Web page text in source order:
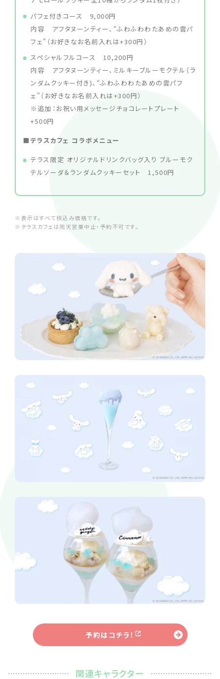
パフェ付きコース 9,000円
内容 アフタヌーンティー、“ふわふわわたあめの雲パ
フェ”（お好きなお名前入れは+300円）
スペシャルフルコース 10,200円
内容 アフタヌーンティー、ミルキーブルーモクテル（ラ
ンダムクッキー付き)、“ふわふわわたあめの雲パフ
ェ”（お好きなお名前入れは+300円）
※追加：お祝い用メッセージチョコレートプレート
+500円
■テラスカフェ コラボメニュー
テラス限定 オリジナルドリンクバッグ入り ブルーモク
テルソーダ＆ランダムクッキーセット 1,500円
※表示はすべて税込み価格です。
※テラスカフェは雨天営業中止・予約不可です。
予約はコチラ！
関連キャラクター